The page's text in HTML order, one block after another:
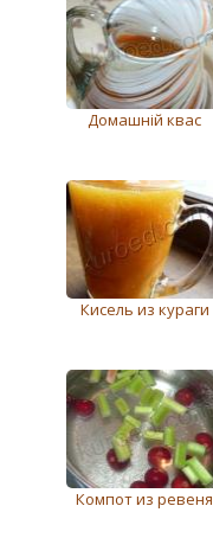
Домашній квас
Кисель из кураги
Компот из ревеня